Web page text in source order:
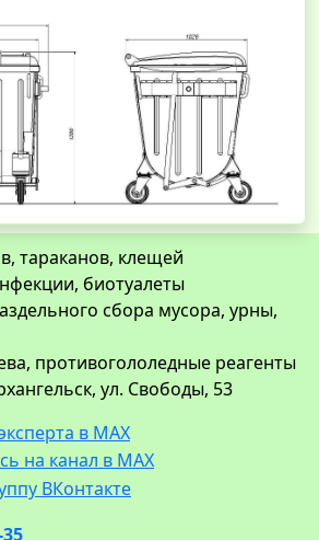
тараканов, клещей
биотуалеты
сбора мусора, урны,
противогололедные реагенты
ул. Свободы, 53
в MAX
на канал в MAX
ВКонтакте